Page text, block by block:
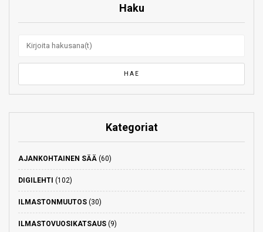
Haku
Kategoriat
AJANKOHTAINEN SÄÄ (60)
DIGILEHTI (102)
ILMASTONMUUTOS (30)
ILMASTOVUOSIKATSAUS (9)